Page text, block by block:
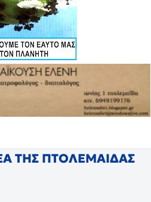
ΤΗΣ ΠΤΟΛΕΜΑΙΔΑΣ